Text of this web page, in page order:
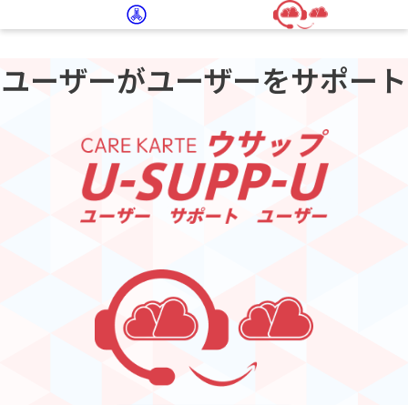
ユーザーがユーザーをサポート